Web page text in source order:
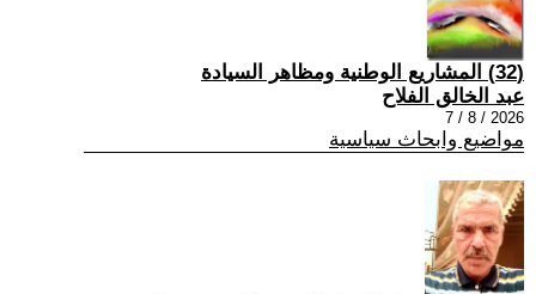
(32) المشاريع الوطنية ومظاهر السيادة
عبد الخالق الفلاح
2026 / 8 / 7
مواضيع وابحاث سياسية